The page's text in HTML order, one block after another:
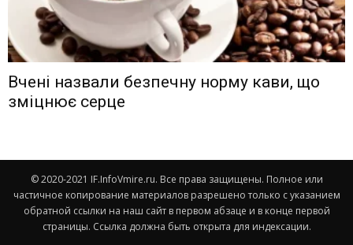
Вчені назвали безпечну норму кави, що
зміцнює серце
© 2020-2021 IF.InfoVmire.ru. Все права защищены. Полное или
частичное копирование материалов разрешено только с указанием
обратной ссылки на наш сайт в первом абзаце и в конце первой
страницы. Ссылка должна быть открыта для индексации.